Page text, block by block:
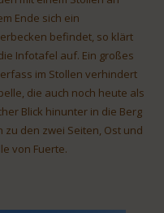
Ende sich ein
befindet, so klärt
Infotafel auf. Ein großes
im Stollen verhindert
die auch noch heute als
Blick hinunter in die Berg
den zwei Seiten, Ost und
von Fuerte.